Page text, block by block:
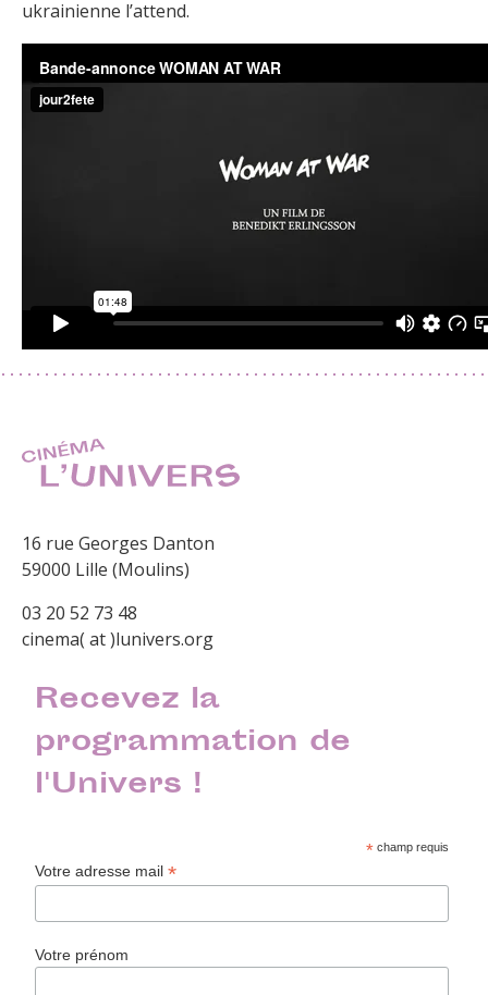
ukrainienne l’attend.
16 rue Georges Danton
59000 Lille (Moulins)
03 20 52 73 48
cinema( at )lunivers.org
Recevez la
programmation de
l'Univers !
* champ requis
Votre adresse mail*
Votre prénom